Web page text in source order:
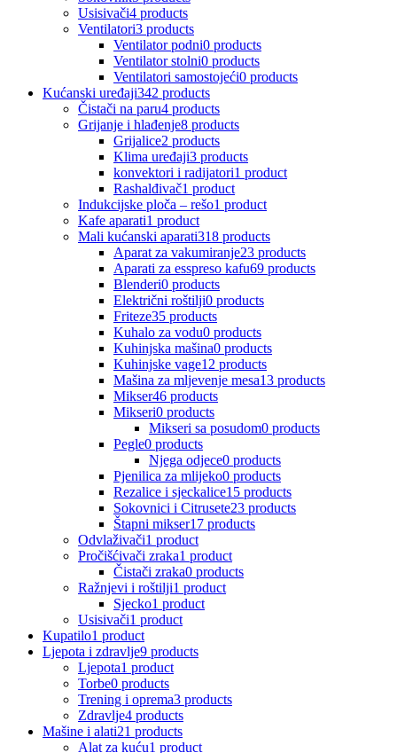
Usisivači4 products
Ventilatori3 products
Ventilator podni0 products
Ventilator stolni0 products
Ventilatori samostojeći0 products
Kućanski uređaji342 products
Čistači na paru4 products
Grijanje i hlađenje8 products
Grijalice2 products
Klima uređaji3 products
konvektori i radijatori1 product
Rashalđivač1 product
Indukcijske ploča – rešo1 product
Kafe aparati1 product
Mali kućanski aparati318 products
Aparat za vakumiranje23 products
Aparati za esspreso kafu69 products
Blenderi0 products
Električni roštilji0 products
Friteze35 products
Kuhalo za vodu0 products
Kuhinjska mašina0 products
Kuhinjske vage12 products
Mašina za mljevenje mesa13 products
Mikser46 products
Mikseri0 products
Mikseri sa posudom0 products
Pegle0 products
Njega odjece0 products
Pjenilica za mlijeko0 products
Rezalice i sjeckalice15 products
Sokovnici i Citrusete23 products
Štapni mikser17 products
Odvlaživači1 product
Pročišćivači zraka1 product
Čistači zraka0 products
Ražnjevi i roštilji1 product
Sjecko1 product
Usisivači1 product
Kupatilo1 product
Ljepota i zdravlje9 products
Ljepota1 product
Torbe0 products
Trening i oprema3 products
Zdravlje4 products
Mašine i alati21 products
Alat za kuću1 product